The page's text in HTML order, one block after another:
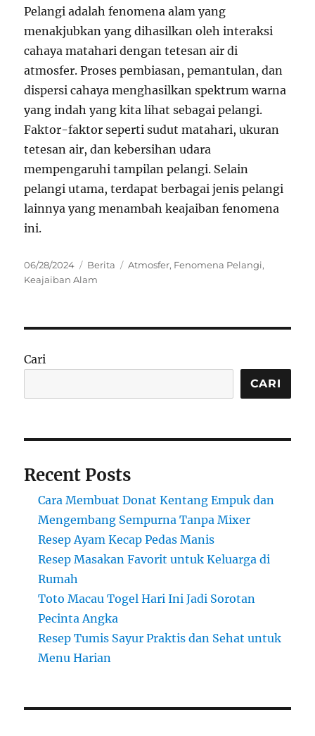
Pelangi adalah fenomena alam yang
menakjubkan yang dihasilkan oleh interaksi
cahaya matahari dengan tetesan air di
atmosfer. Proses pembiasan, pemantulan, dan
dispersi cahaya menghasilkan spektrum warna
yang indah yang kita lihat sebagai pelangi.
Faktor-faktor seperti sudut matahari, ukuran
tetesan air, dan kebersihan udara
mempengaruhi tampilan pelangi. Selain
pelangi utama, terdapat berbagai jenis pelangi
lainnya yang menambah keajaiban fenomena
ini.
Posted
on
06/28/2024 Categories
Berita Tags
Atmosfer, Fenomena Pelangi,
Keajaiban Alam
Cari
CARI
Recent Posts
Cara Membuat Donat Kentang Empuk dan
Mengembang Sempurna Tanpa Mixer
Resep Ayam Kecap Pedas Manis
Resep Masakan Favorit untuk Keluarga di
Rumah
Toto Macau Togel Hari Ini Jadi Sorotan
Pecinta Angka
Resep Tumis Sayur Praktis dan Sehat untuk
Menu Harian